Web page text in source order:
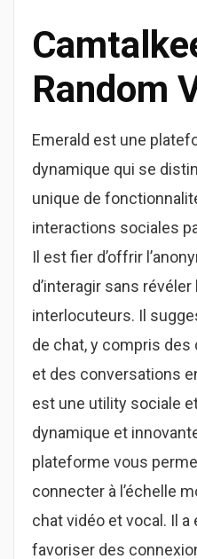
Random
Emerald est une
dynamique qui se
unique de
interactions sociales
Il est fier d’offrir
d’interagir sans révéler
interlocuteurs. Il
de chat, y compris
et des conversations
est une utility sociale
dynamique et
plateforme vous
connecter à l’échelle
chat vidéo et vocal. Il
favoriser des